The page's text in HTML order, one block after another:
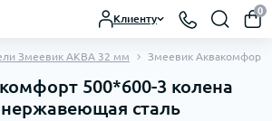
Клиенту
0
Змеевик АКВА 32 мм Змеевик Аквакомфорт
500*600-3 колена
сталь